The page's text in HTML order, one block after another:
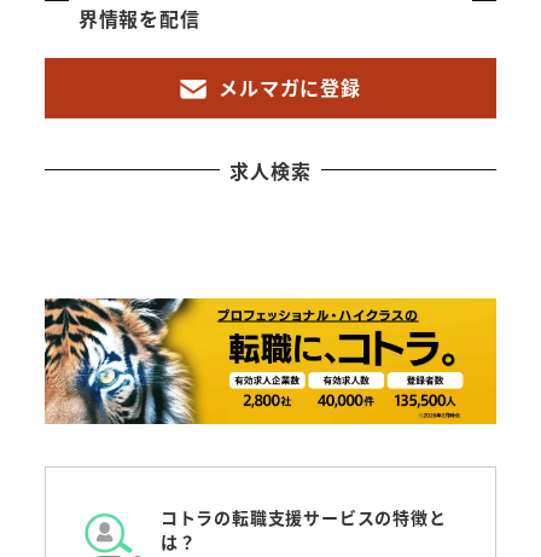
界情報を配信
メルマガに登録
求人検索
コトラの転職支援サービスの特徴と
は？